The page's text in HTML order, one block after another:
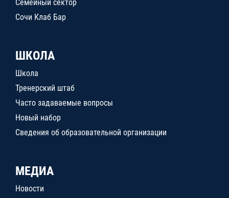
Семейный сектор
Сочи Клаб Бар
ШКОЛА
Школа
Тренерский штаб
Часто задаваемые вопросы
Новый набор
Сведения об образовательной организации
МЕДИА
Новости